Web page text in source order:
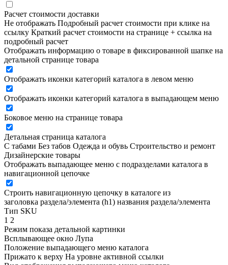
Расчет стоимости доставки
Не отображать Подробный расчет стоимости при клике на
ссылку Краткий расчет стоимости на странице + ссылка на
подробный расчет
Отображать информацию о товаре в фиксированной шапке на
детальной странице товара
Отображать иконки категорий каталога в левом меню
Отображать иконки категорий каталога в выпадающем меню
Боковое меню на странице товара
Детальная страница каталога
С табами Без табов Одежда и обувь Строительство и ремонт
Дизайнерские товары
Отображать выпадающее меню с подразделами каталога в
навигационной цепочке
Строить навигационную цепочку в каталоге из
заголовка раздела/элемента (h1) названия раздела/элемента
Тип SKU
1 2
Режим показа детальной картинки
Всплывающее окно Лупа
Положение выпадающего меню каталога
Прижато к верху На уровне активной ссылки